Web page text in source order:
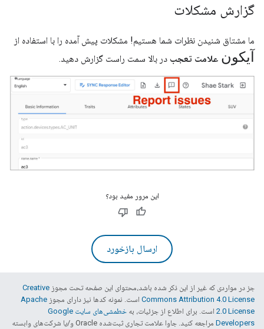
گزارش مشکلات
ما مشتاق شنیدن نظرات شما هستیم! مشکلات پیش آمده را با استفاده از
آیکون علامت تعجب در بالا سمت راست گزارش دهید.
این مرور مفید بود؟
ارسال بازخورد
جز در مواردی که غیر از این ذکر شده باشد،‌محتوای این صفحه تحت مجوز Creative
Commons Attribution 4.0 License است. نمونه کدها نیز دارای مجوز Apache
2.0 License است. برای اطلاع از جزئیات، به
خطمشی‌های سایت Google
Developers‏
مراجعه کنید. جاوا علامت تجاری ثبت‌شده Oracle و/یا شرکت‌های وابسته